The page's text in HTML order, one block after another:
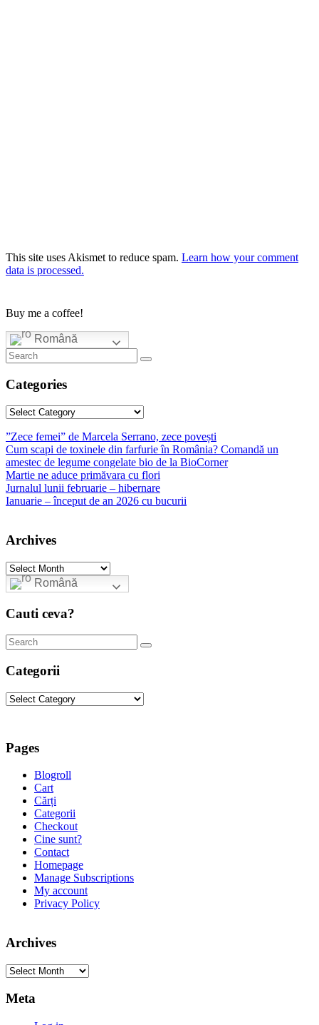
This site uses Akismet to reduce spam. Learn how your comment
data is processed.
Buy me a coffee!
Română
Categories
Categories
”Zece femei” de Marcela Serrano, zece povești
Cum scapi de toxinele din farfurie în România? Comandă un
amestec de legume congelate bio de la BioCorner
Martie ne aduce primăvara cu flori
Jurnalul lunii februarie – hibernare
Ianuarie – început de an 2026 cu bucurii
Archives
Archives
Română
Cauti ceva?
Categorii
Categorii
Pages
Blogroll
Cart
Cărți
Categorii
Checkout
Cine sunt?
Contact
Homepage
Manage Subscriptions
My account
Privacy Policy
Archives
Archives
Meta